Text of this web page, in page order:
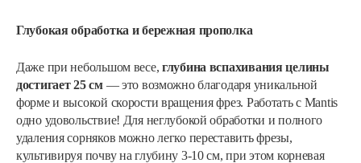
Глубокая обработка и бережная прополка
Даже при небольшом весе, глубина вспахивания целины
достигает 25 см— это возможно благодаря уникальной
форме и высокой скорости вращения фрез. Работать с Mantis
одно удовольствие! Для неглубокой обработки и полного
удаления сорняков можно легко переставить фрезы,
культивируя почву на глубину 3-10 см, при этом корневая